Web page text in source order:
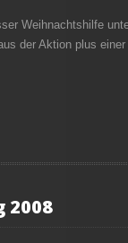
Weihnachtshilfe
der Aktion plus
2008